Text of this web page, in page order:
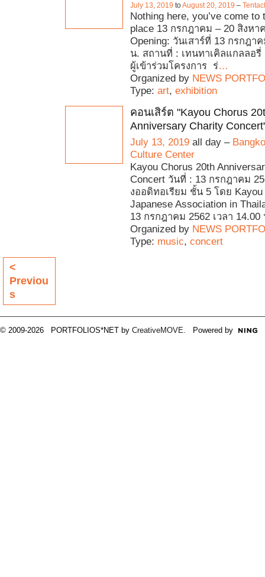
July 13, 2019 toAugust 20, 2019 –
Nothing here, you’ve come to
place 13 กรกฎาคม – 20 สิงหา
Opening: วันเสาร์ที่ 13 กรกฎา
น. สถานที่ : เทนทาเคิลแกลลอ
ผู้เข้าร่วมโครงการ ร่…
Organized by NEWS
Type: art, exhibition
คอนเสิร์ต "Kayou Chorus
Anniversary Charity
July 13, 2019 all day –
Culture Center
Kayou Chorus 20th
Concert วันที่ : 13 กรกฎาคม
งออดิทอเรียม ชั้น 5 โดย Kayou
Japanese Association in
13 กรกฎาคม 2562 เวลา 14.00
Organized by NEWS
Type: music, concert
<
Previou
s
© 2009-2026 PORTFOLIOS*NET by CreativeMOVE . Powered by